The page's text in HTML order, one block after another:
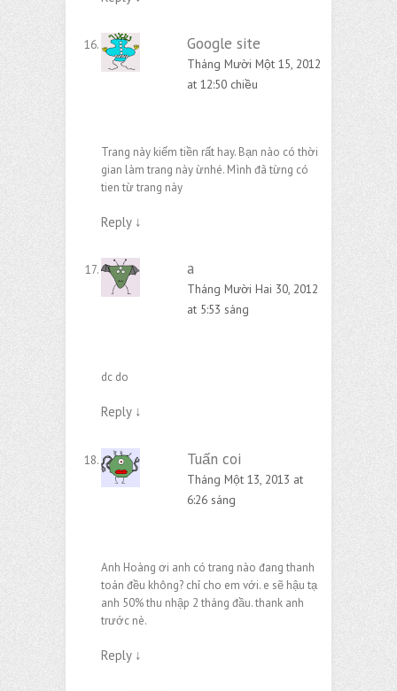
Google site
Tháng Mười Một 15, 2012
at 12:50 chiều
Trang này kiếm tiền rất hay. Bạn nào có thời
gian làm trang này ừnhé. Mình đã từng có
tien từ trang này
Reply ↓
a
Tháng Mười Hai 30, 2012
at 5:53 sáng
dc do
Reply ↓
Tuấn coi
Tháng Một 13, 2013 at
6:26 sáng
Anh Hoàng ơi anh có trang nào đang thanh
toán đều không? chỉ cho em với. e sẽ hậu tạ
anh 50% thu nhập 2 tháng đầu. thank anh
trước nè.
Reply ↓